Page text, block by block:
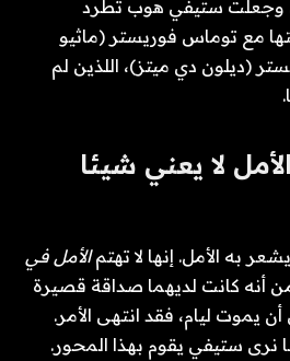
وجعلت ستيفي هوب تطرد
مع توماس فوريستر (ماثيو
(ديلون دي ميتز)، اللذين لم
لا يعني شيئا
به الأمل. إنها لا تهتمالأمل في
أنه كانت لديهما صداقة قصيرة
يموت ليام، فقد انتهى الأمر.
نرى ستيفي يقوم بهذا المحور.